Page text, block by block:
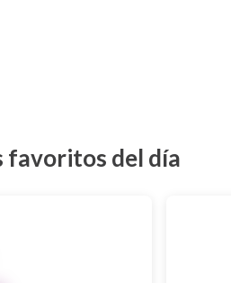
favoritos del día